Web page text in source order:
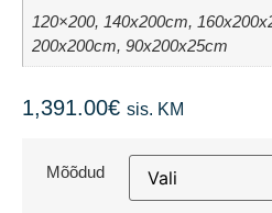
120×200, 140x200cm,
200x200cm, 90x200x25cm
1,391.00€ sis. KM
Mõõdud